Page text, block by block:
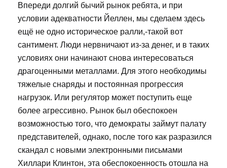
Впереди долгий бычий рынок ребята, и при
условии адекватности Йеллен, мы сделаем здесь
ещё не одно историческое ралли,-такой вот
сантимент. Люди нервничают из-за денег, и в таких
условиях они начинают снова интересоваться
драгоценными металлами. Для этого необходимы
тяжелые снаряды и постоянная прогрессия
нагрузок. Или регулятор может поступить еще
более агрессивно. Рынок был обеспокоен
возможностью того, что демократы займут палату
представителей, однако, после того как разразился
скандал с новыми электронными письмами
Хиллари Клинтон, эта обеспокоенность отошла на